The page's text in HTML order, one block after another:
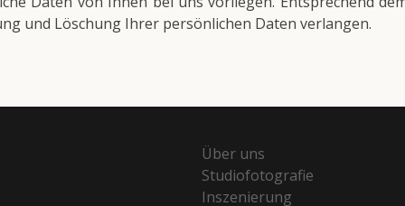
und Löschung Ihrer persönlichen Daten verlangen.
Über uns
Studiofotografie
Inszenierung